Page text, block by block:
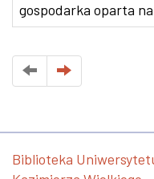
gospodarka oparta
Biblioteka